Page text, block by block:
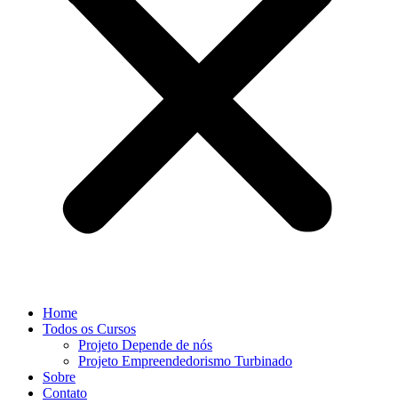
Home
Todos os Cursos
Projeto Depende de nós
Projeto Empreendedorismo Turbinado
Sobre
Contato